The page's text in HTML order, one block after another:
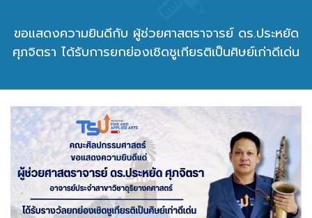
ขอแสดงความยินดีกับ ผู้ช่วยศาสตราจารย์ ดร.ประหยัด
ศุภจิตรา ได้รับการยกย่องเชิดชูเกียรติเป็นศิษย์เก่าดีเด่น